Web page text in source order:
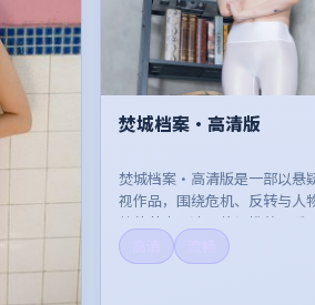
焚城档案·高清版
焚城档案·高清版是一部以悬
视作品，围绕危机、反转与人
整体节奏紧凑，值得推荐观看。